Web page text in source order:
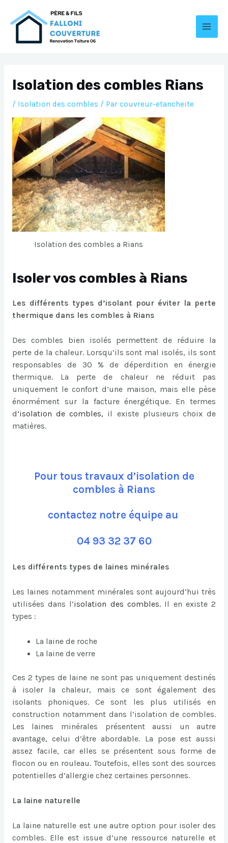
Isolation des combles Rians
/ Isolation des combles / Par couvreur-etancheite
Isolation des combles a Rians
Isoler vos combles à Rians
Les différents types d’isolant pour éviter la perte
thermique dans les combles à Rians
Des combles bien isolés permettent de réduire la
perte de la chaleur. Lorsqu’ils sont mal isolés, ils sont
responsables de 30 % de déperdition en énergie
thermique. La perte de chaleur ne réduit pas
uniquement le confort d’une maison, mais elle pèse
énormément sur la facture énergétique. En termes
d‘isolation de combles, il existe plusieurs choix de
matières.
Pour tous travaux d’isolation de
combles à Rians
contactez notre équipe au
04 93 32 37 60
Les différents types de laines minérales
Les laines notamment minérales sont aujourd’hui très
utilisées dans l’isolation des combles. Il en existe 2
types :
La laine de roche
La laine de verre
Ces 2 types de laine ne sont pas uniquement destinés
à isoler la chaleur, mais ce sont également des
isolants phoniques. Ce sont les plus utilisés en
construction notamment dans l’isolation de combles.
Les laines minérales présentent aussi un autre
avantage, celui d’être abordable. La pose est aussi
assez facile, car elles se présentent sous forme de
flocon ou en rouleau. Toutefois, elles sont des sources
potentielles d’allergie chez certaines personnes.
La laine naturelle
La laine naturelle est une autre option pour isoler des
combles. Elle est issue d’une ressource naturelle et